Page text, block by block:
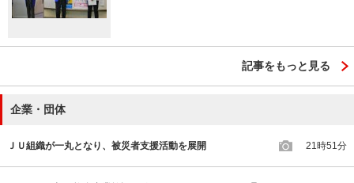
記事をもっと見る
企業・団体
ＪＵ組織が一丸となり、被災者支援活動を展開 21時51分